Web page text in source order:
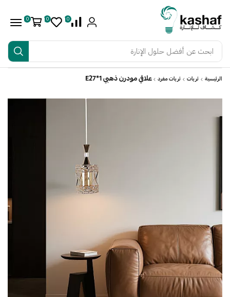
ابحث عن أفضل حلول الإنارة
0
0
0
الرئيسية ثريات ثريات مفرد علاقي مودرن ذهبي E27*1